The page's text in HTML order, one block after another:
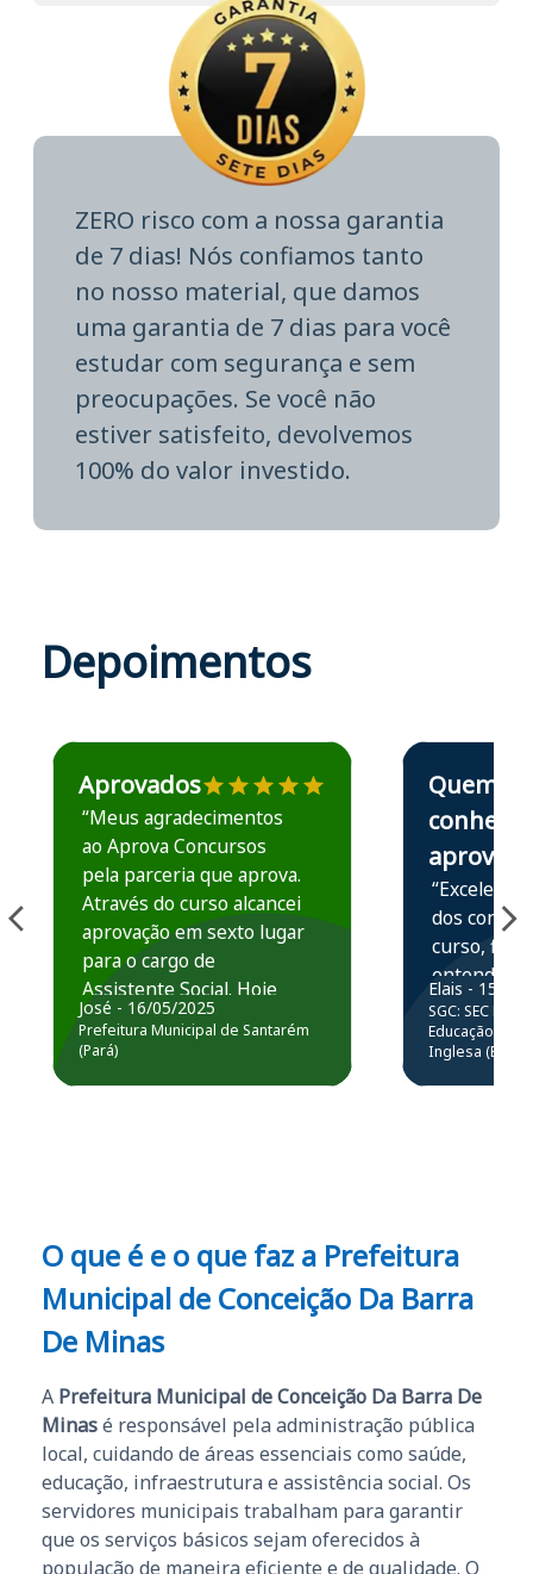
ZERO risco com a nossa garantia
de 7 dias! Nós confiamos tanto
no nosso material, que damos
uma garantia de 7 dias para você
estudar com segurança e sem
preocupações. Se você não
estiver satisfeito, devolvemos
100% do valor investido.
Depoimentos
Estudante José recomenda o Aprova Concursos em
Aprovados
“Meus agradecimentos
ao Aprova Concursos
pela parceria que aprova.
Através do curso alcancei
aprovação em sexto lugar
para o cargo de
Assistente Social. Hoje
estou atuando na
Prefeitura de Santarém.
José - 16/05/2025
Prefeitura Municipal de Santarém
(Pará)
Estudante Elais
Quem
conhece,
aprova
“Excelente
dos
curso,
entender e
prática
resolução
questões.”
Elais - 15/07/
SGC: SEC BA
Educação
Inglesa (Edital
O que é e o que faz a Prefeitura
Municipal de Conceição Da Barra
De Minas
A Prefeitura Municipal de Conceição Da Barra De
Minasé responsável pela administração pública
local, cuidando de áreas essenciais como saúde,
educação, infraestrutura e assistência social. Os
servidores municipais trabalham para garantir
que os serviços básicos sejam oferecidos à
população de maneira eficiente e de qualidade. O